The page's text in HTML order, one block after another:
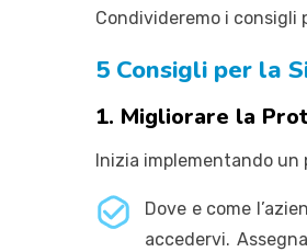
Condivideremo i consigli
5 Consigli per la
1. Migliorare la
Inizia implementando
Dove e come
accedervi.